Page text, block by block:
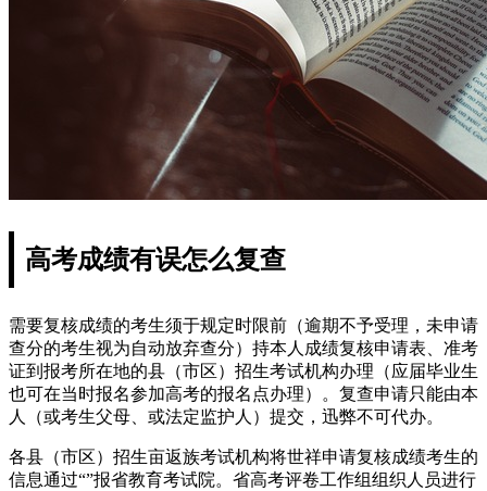
高考成绩有误怎么复查
需要复核成绩的考生须于规定时限前（逾期不予受理，未申请
查分的考生视为自动放弃查分）持本人成绩复核申请表、准考
证到报考所在地的县（市区）招生考试机构办理（应届毕业生
也可在当时报名参加高考的报名点办理）。复查申请只能由本
人（或考生父母、或法定监护人）提交，迅弊不可代办。
各县（市区）招生亩返族考试机构将世祥申请复核成绩考生的
信息通过“”报省教育考试院。省高考评卷工作组组织人员进行